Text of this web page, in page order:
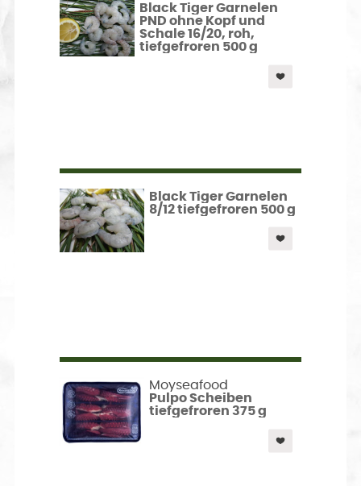
Black Tiger Garnelen
PND ohne Kopf und
Schale 16/20, roh,
tiefgefroren 500 g
Black Tiger Garnelen
8/12 tiefgefroren 500 g
Moyseafood
Pulpo Scheiben
tiefgefroren 375 g